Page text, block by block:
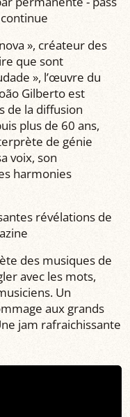
», créateur des
que sont
», l’œuvre du
Gilberto est
de la diffusion
plus de 60 ans,
de génie
voix, son
harmonies
révélations de
des musiques de
avec les mots,
Un
aux grands
jam rafraichissante